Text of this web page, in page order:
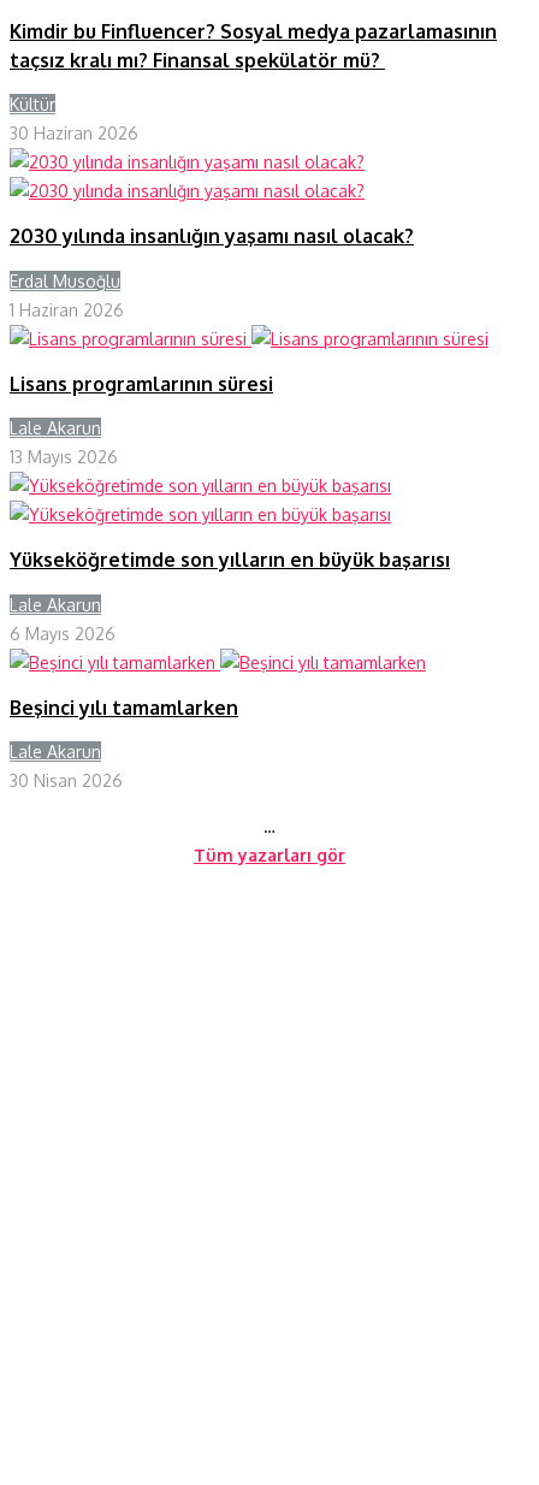
Kimdir bu Finfluencer? Sosyal medya pazarlamasının
taçsız kralı mı? Finansal spekülatör mü?
Kültür
30 Haziran 2026
2030 yılında insanlığın yaşamı nasıl olacak?
Erdal Musoğlu
1 Haziran 2026
Lisans programlarının süresi
Lale Akarun
13 Mayıs 2026
Yükseköğretimde son yılların en büyük başarısı
Lale Akarun
6 Mayıs 2026
Beşinci yılı tamamlarken
Lale Akarun
30 Nisan 2026
…
Tüm yazarları gör